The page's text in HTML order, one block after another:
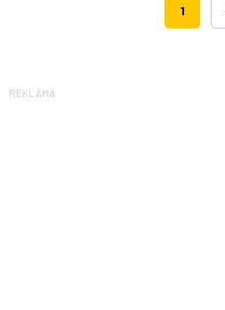
1
REKLAMA